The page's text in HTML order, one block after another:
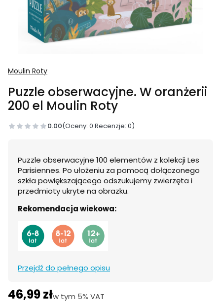
Moulin Roty
Puzzle obserwacyjne. W oranżerii
200 el Moulin Roty
0.00(Oceny: 0 Recenzje: 0)
Puzzle obserwacyjne 100 elementów z kolekcji Les
Parisiennes. Po ułożeniu za pomocą dołączonego
szkła powiększającego odszukujemy zwierzęta i
przedmioty ukryte na obrazku.
Rekomendacja wiekowa:
Przejdź do pełnego opisu
46,99 złw tym 5% VAT
w tym 5% VAT